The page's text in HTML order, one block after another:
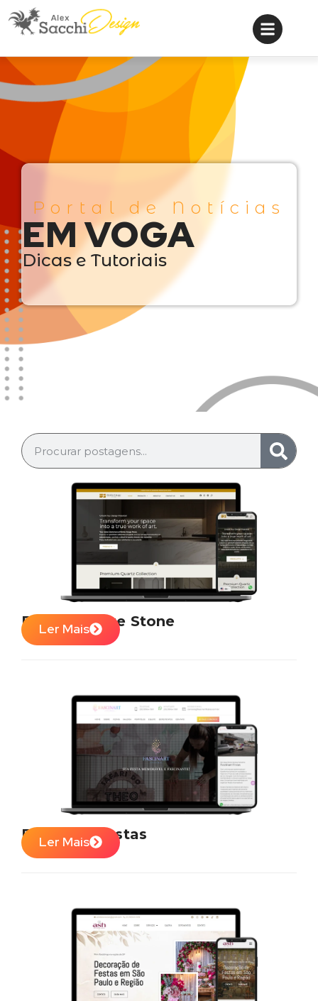
Portal de Notícias
EM VOGA
Dicas e Tutoriais
Bolder Image Stone
Ler Mais
Fascinart Festas
Ler Mais